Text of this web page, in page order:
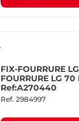
FIX-FOURRURE LG 70 MM BTE D FIX-
FOURRURE LG 70 MM BTE DE 50 -
Ref:A270440
Ref. 2984997